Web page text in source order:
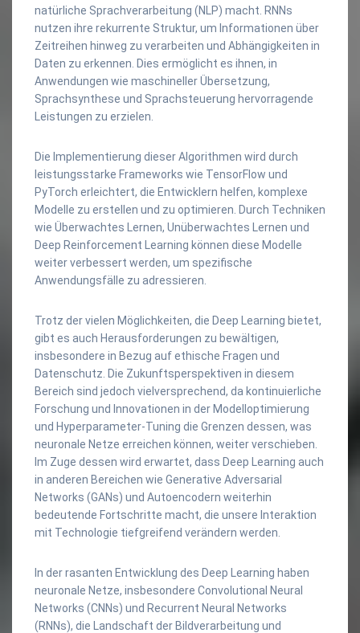
natürliche Sprachverarbeitung (NLP) macht. RNNs
nutzen ihre rekurrente Struktur, um Informationen über
Zeitreihen hinweg zu verarbeiten und Abhängigkeiten in
Daten zu erkennen. Dies ermöglicht es ihnen, in
Anwendungen wie maschineller Übersetzung,
Sprachsynthese und Sprachsteuerung hervorragende
Leistungen zu erzielen.
Die Implementierung dieser Algorithmen wird durch
leistungsstarke Frameworks wie TensorFlow und
PyTorch erleichtert, die Entwicklern helfen, komplexe
Modelle zu erstellen und zu optimieren. Durch Techniken
wie Überwachtes Lernen, Unüberwachtes Lernen und
Deep Reinforcement Learning können diese Modelle
weiter verbessert werden, um spezifische
Anwendungsfälle zu adressieren.
Trotz der vielen Möglichkeiten, die Deep Learning bietet,
gibt es auch Herausforderungen zu bewältigen,
insbesondere in Bezug auf ethische Fragen und
Datenschutz. Die Zukunftsperspektiven in diesem
Bereich sind jedoch vielversprechend, da kontinuierliche
Forschung und Innovationen in der Modelloptimierung
und Hyperparameter-Tuning die Grenzen dessen, was
neuronale Netze erreichen können, weiter verschieben.
Im Zuge dessen wird erwartet, dass Deep Learning auch
in anderen Bereichen wie Generative Adversarial
Networks (GANs) und Autoencodern weiterhin
bedeutende Fortschritte macht, die unsere Interaktion
mit Technologie tiefgreifend verändern werden.
In der rasanten Entwicklung des Deep Learning haben
neuronale Netze, insbesondere Convolutional Neural
Networks (CNNs) und Recurrent Neural Networks
(RNNs), die Landschaft der Bildverarbeitung und